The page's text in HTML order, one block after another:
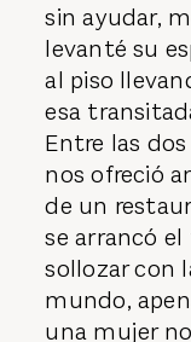
sin ayudar,
levanté su
al piso
esa
Entre las
nos ofreció
de un
se arrancó
sollozar con
mundo,
una mujer